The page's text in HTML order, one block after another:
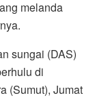
melanda
sungai (DAS)
di
(Sumut), Jumat